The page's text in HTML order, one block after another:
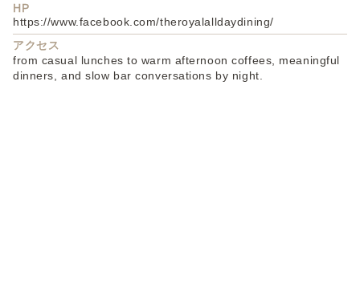
HP
https://www.facebook.com/theroyalalldaydining/
アクセス
from casual lunches to warm afternoon coffees, meaningful
dinners, and slow bar conversations by night.